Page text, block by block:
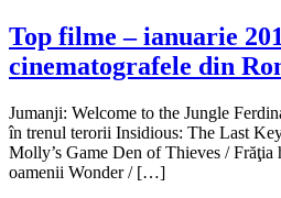
Top filme – ianuarie
cinematografele din
3
aprilie
20183
aprilie
Jumanji: Welcome to the Jungle
în trenul terorii Insidious: The Last
Molly’s Game Den of Thieves /
oamenii Wonder / […]